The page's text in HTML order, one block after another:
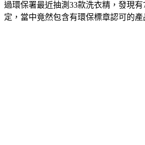
過環保署最近抽測33款洗衣精，發現
定，當中竟然包含有環保標章認可的產